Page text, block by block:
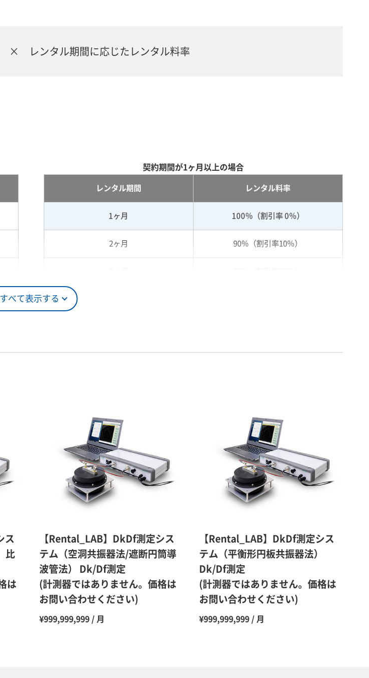
レンタル期間に応じたレンタル料率
すべて表示する
契約期間が1ヶ月以上の場合
レンタル期間 レンタル料率
1ヶ月 100％（割引率 0％）
2ヶ月 90％（割引率10％）
6ヶ月 65％（割引率35％）
9ヶ月 50％（割引率50％）
10ヶ月 48％（割引率52％）
11ヶ月 47％（割引率53％）
ス
比
は
【Rental_LAB】DkDf測定シス
テム（空洞共振器法/遮断円筒導
波管法） Dk/Df測定
(計測器ではありません。価格は
お問い合わせください)
¥999,999,999 / 月
【Rental_LAB】DkDf測定シス
テム（平衡形円板共振器法）
Dk/Df測定
(計測器ではありません。価格は
お問い合わせください)
¥999,999,999 / 月